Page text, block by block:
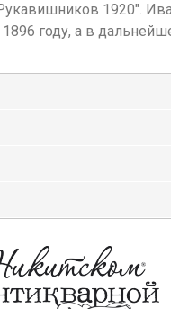
1920".
году, а в